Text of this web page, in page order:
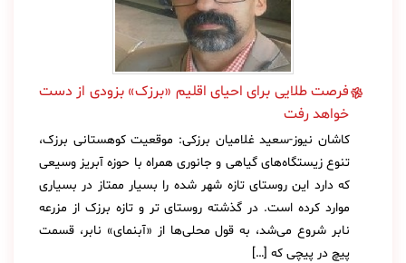
فرصت طلایی برای احیای اقلیم «برزک» بزودی از دست
خواهد رفت
کاشان نیوز-سعید غلامیان برزکی: موقعیت کوهستانی برزک،
تنوع زیستگاه‌های گیاهی و جانوری همراه با حوزه آبریز وسیعی
که دارد این روستای تازه شهر شده را بسیار ممتاز در بسیاری
موارد کرده است. در گذشته روستای تر و تازه برزک از مزرعه
نابر شروع می‌شد، به قول محلی‌ها از «آبنمای» نابر، قسمت
پیچ در پیچی که […]